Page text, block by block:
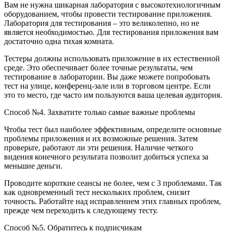
Вам не нужна шикарная лаборатория с высокотехнологичным
оборудованием, чтобы провести тестирование приложения.
Лаборатория для тестирования – это великолепно, но не
является необходимостью. Для тестирования приложения вам
достаточно одна тихая комната.
Тестеры должны использовать приложение в их естественной
среде. Это обеспечивает более точные результаты, чем
тестирование в лаборатории. Вы даже можете попробовать
тест на улице, конференц-зале или в торговом центре. Если
это то место, где часто им пользуются ваша целевая аудитория.
Способ №4. Захватите только самые важные проблемы
Чтобы тест был наиболее эффективным, определите основные
проблемы приложения и их возможные решения. Затем
проверьте, работают ли эти решения. Наличие четкого
видения конечного результата позволит добиться успеха за
меньшие деньги.
Проводите короткие сеансы не более, чем с 3 проблемами. Так
как одновременный тест нескольких проблем, снизит
точность. Работайте над исправлением этих главных проблем,
прежде чем переходить к следующему тесту.
Способ №5. Обратитесь к подписчикам